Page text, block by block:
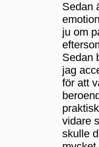
Sedan
ju om
Sedan
jag
för att
vidare
skulle